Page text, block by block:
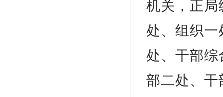
机关，正局
处、组织一
处、干部综
部二处、干